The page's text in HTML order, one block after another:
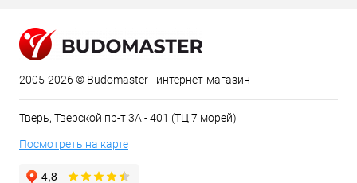
2005-2026 © Budomaster - интернет-магазин
Тверь, Тверской пр-т 3А - 401 (ТЦ 7 морей)
Посмотреть на карте